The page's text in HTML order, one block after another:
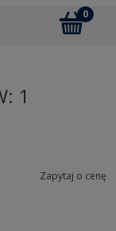
1
Zapytaj o cenę